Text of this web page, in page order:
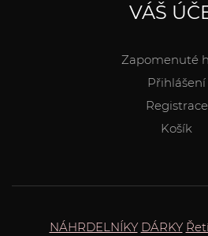
VÁŠ
Zapomenuté
Přihlášení
Registrace
Košík
NÁHRDELNÍKY DÁRKY